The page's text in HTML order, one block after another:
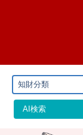
知財分類
AI検索